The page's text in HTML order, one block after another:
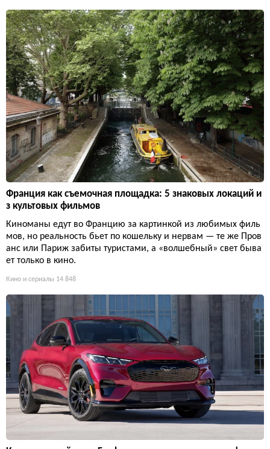
Франция как съемочная площадка: 5 знаковых локаций и
з культовых фильмов
Киноманы едут во Францию за картинкой из любимых филь
мов, но реальность бьет по кошельку и нервам — те же Пров
анс или Париж забиты туристами, а «волшебный» свет быва
ет только в кино.
Кино и сериалы 14 848